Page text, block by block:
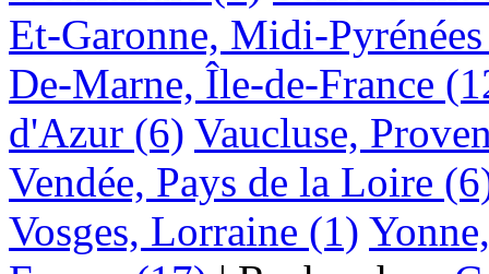
Et-Garonne, Midi-Pyrénées
De-Marne, Île-de-France
d'Azur (6) Vaucluse,
Vendée, Pays de la Loire
Vosges, Lorraine (1)